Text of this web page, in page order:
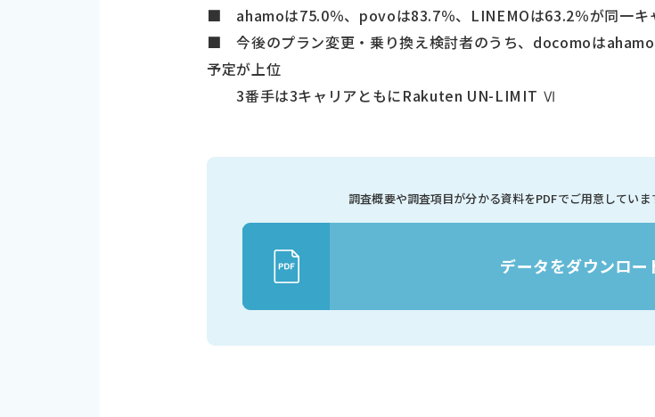
■ ahamoは75.0％、povoは83.7％、LINEMOは63.2％が同一キ
■ 今後のプラン変更・乗り換え検討者のうち、docomoは
予定が上位
3番手は3キャリアともにRakuten UN-LIMIT Ⅵ
調査概要や調査項目が分かる資料をPDFでご用意していま
データをダウンロー